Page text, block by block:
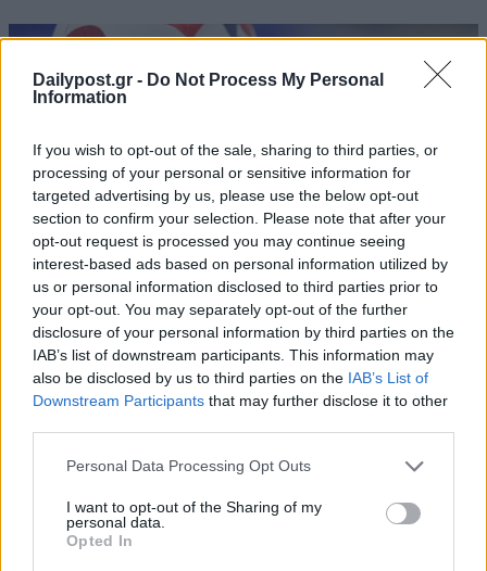
Dailypost.gr - Do Not Process My Personal
Information
If you wish to opt-out of the sale, sharing to third parties, or
processing of your personal or sensitive information for
targeted advertising by us, please use the below opt-out
section to confirm your selection. Please note that after your
opt-out request is processed you may continue seeing
interest-based ads based on personal information utilized by
us or personal information disclosed to third parties prior to
your opt-out. You may separately opt-out of the further
disclosure of your personal information by third parties on the
IAB’s list of downstream participants. This information may
also be disclosed by us to third parties on the IAB’s List of
Downstream Participants that may further disclose it to other
Personal Data Processing Opt Outs
I want to opt-out of the Sharing of my
personal data.
Opted In